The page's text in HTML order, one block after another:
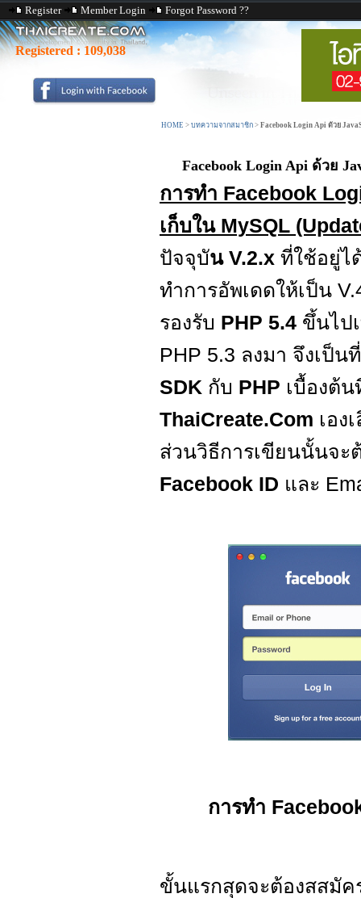
Register Member Login Forgot Password ??
Registered : 109,038
HOME > บทความจากสมาชิก > Facebook Login Api ด้วย
Facebook Login Api ด้วย
การทำ Facebook
เก็บใน MySQL
ปัจจุบัน V.2.x ที่ใช้อยู่ไ
ทำการอัพเดดให้เป็น
รองรับ PHP 5.4 ขึ้นไป
PHP 5.3 ลงมา จึงเป็
SDK กับ PHP เบื้องต้
ThaiCreate.Com เอง
ส่วนวิธีการเขียนนั้นจะ
Facebook ID และ
การทำ
ขั้นแรกสุดจะต้องสสมัค